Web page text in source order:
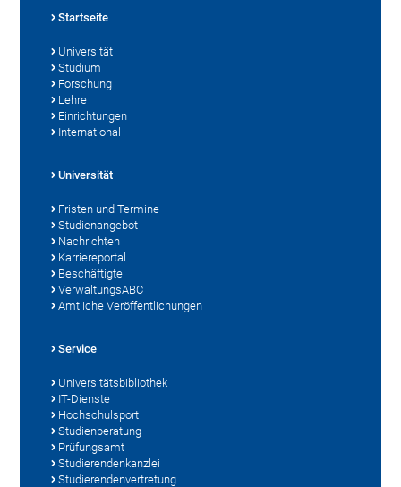
Startseite
Universität
Studium
Forschung
Lehre
Einrichtungen
International
Universität
Fristen und Termine
Studienangebot
Nachrichten
Karriereportal
Beschäftigte
VerwaltungsABC
Amtliche Veröffentlichungen
Service
Universitätsbibliothek
IT-Dienste
Hochschulsport
Studienberatung
Prüfungsamt
Studierendenkanzlei
Studierendenvertretung